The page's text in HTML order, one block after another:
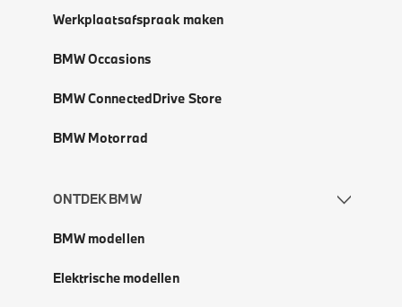
Werkplaatsafspraak maken
BMW Occasions
BMW ConnectedDrive Store
BMW Motorrad
ONTDEK BMW
BMW modellen
Elektrische modellen